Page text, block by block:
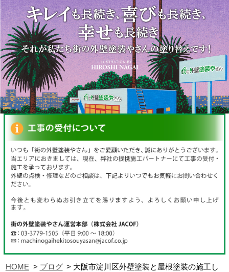
HOME ブログ
大阪市淀川区外壁塗装と屋根塗装の施工し